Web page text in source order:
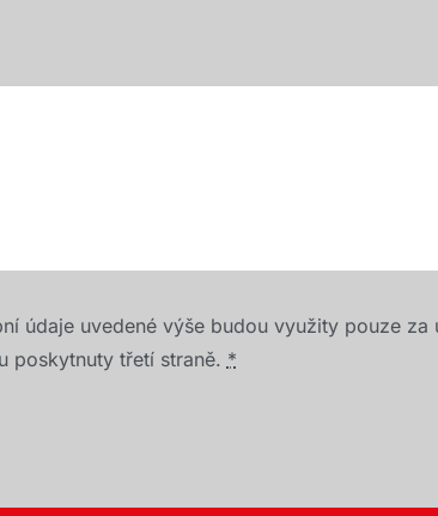
údaje uvedené výše budou využity pouze za
poskytnuty třetí straně. *